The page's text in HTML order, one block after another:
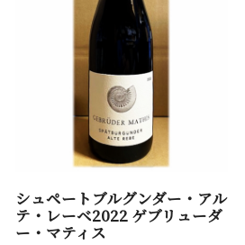
シュペートブルグンダー・アル
テ・レーベ2022 ゲブリューダ
ー・マティス